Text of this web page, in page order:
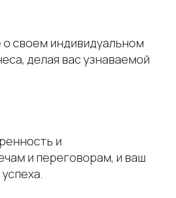
своем индивидуальном
делая вас узнаваемой
и
и переговорам, и ваш